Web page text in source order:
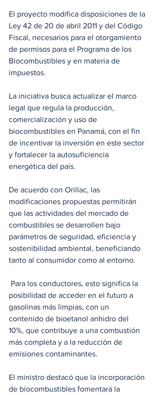
El proyecto modifica disposiciones de la
Ley 42 de 20 de abril 2011 y del Código
Fiscal, necesarios para el otorgamiento
de permisos para el Programa de los
Biocombustibles y en materia de
impuestos.
La iniciativa busca actualizar el marco
legal que regula la producción,
comercialización y uso de
biocombustibles en Panamá, con el fin
de incentivar la inversión en este sector
y fortalecer la autosuficiencia
energética del país.
De acuerdo con Orillac, las
modificaciones propuestas permitirán
que las actividades del mercado de
combustibles se desarrollen bajo
parámetros de seguridad, eficiencia y
sostenibilidad ambiental, beneficiando
tanto al consumidor como al entorno.
posibilidad de acceder en el futuro a
gasolinas más limpias, con un
contenido de bioetanol anhidro del
10%, que contribuye a una combustión
más completa y a la reducción de
emisiones contaminantes.
El ministro destacó que la incorporación
de biocombustibles fomentará la